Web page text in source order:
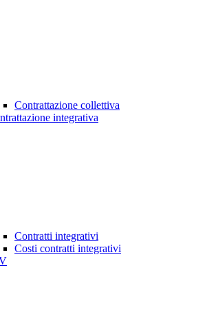
Contrattazione collettiva
integrativa
Contratti integrativi
Costi contratti integrativi